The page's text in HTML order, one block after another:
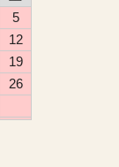
5
12
19
26